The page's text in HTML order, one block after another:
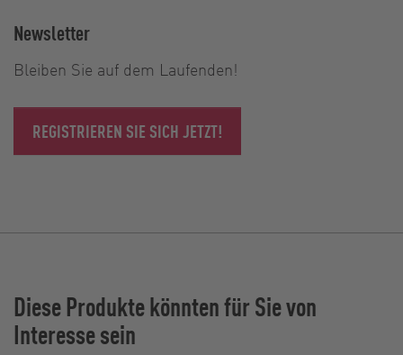
Newsletter
Bleiben Sie auf dem Laufenden!
REGISTRIEREN SIE SICH JETZT!
Diese Produkte könnten für Sie von
Interesse sein